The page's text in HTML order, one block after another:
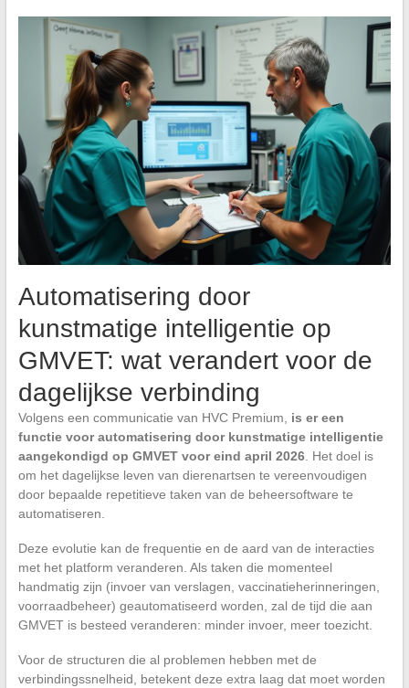
Automatisering door
kunstmatige intelligentie op
GMVET: wat verandert voor de
dagelijkse verbinding
Volgens een communicatie van HVC Premium, is er een
functie voor automatisering door kunstmatige intelligentie
aangekondigd op GMVET voor eind april 2026. Het doel is
om het dagelijkse leven van dierenartsen te vereenvoudigen
door bepaalde repetitieve taken van de beheersoftware te
automatiseren.
Deze evolutie kan de frequentie en de aard van de interacties
met het platform veranderen. Als taken die momenteel
handmatig zijn (invoer van verslagen, vaccinatieherinneringen,
voorraadbeheer) geautomatiseerd worden, zal de tijd die aan
GMVET is besteed veranderen: minder invoer, meer toezicht.
Voor de structuren die al problemen hebben met de
verbindingssnelheid, betekent deze extra laag dat moet worden